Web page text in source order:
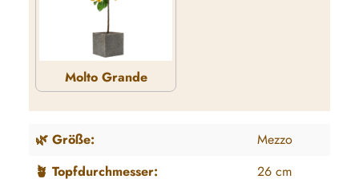
Molto Grande
🌿 Größe:
Mezzo
🪴 Topfdurchmesser:
26 cm